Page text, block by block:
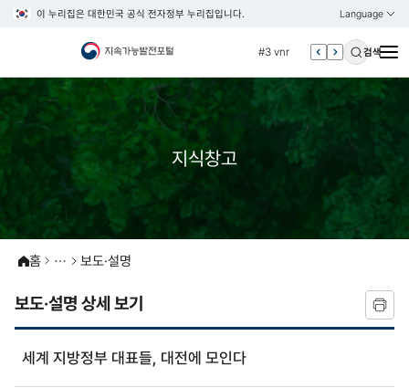
이 누리집은 대한민국 공식 전자정부 누리집입니다. Language
열기
KOREAN
ENGLISH
#3 vnr
#4 관세
#5 esg
#3 vnr
#6 빈곤
검색
지식창고
홈 보도·설명
보도·설명 상세 보기
세계 지방정부 대표들, 대전에 모인다